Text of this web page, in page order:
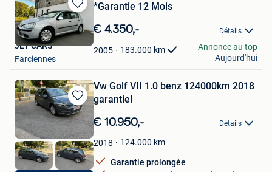
Sauvegarder
dans
Mes
Favoris
*Garantie 12 Mois
€ 4.350,- Détails
2005 183.000 km
JLT CARS
Farciennes
Annonce au top
Aujourd'hui
Sauvegarder
dans
Mes
Favoris
Vw Golf VII 1.0 benz 124000km 2018
garantie!
€ 10.950,- Détails
2018 124.000 km
Garantie prolongée